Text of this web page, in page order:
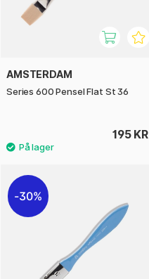
AMSTERDAM
Series 600 Pensel Flat St 36
195 KR
30%